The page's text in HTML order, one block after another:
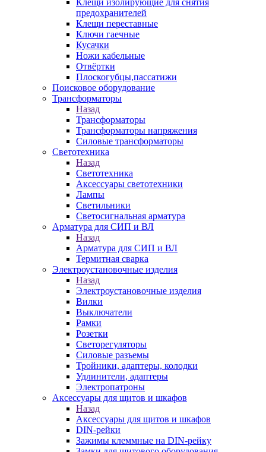
Клещи изолирующие для снятия
предохранителей
Клещи переставные
Ключи гаечные
Кусачки
Ножи кабельные
Отвёртки
Плоскогубцы,пассатижи
Поисковое оборудование
Трансформаторы
Назад
Трансформаторы
Трансформаторы напряжения
Силовые трансформаторы
Светотехника
Назад
Светотехника
Аксессуары светотехники
Лампы
Светильники
Светосигнальная арматура
Арматура для СИП и ВЛ
Назад
Арматура для СИП и ВЛ
Термитная сварка
Электроустановочные изделия
Назад
Электроустановочные изделия
Вилки
Выключатели
Рамки
Розетки
Светорегуляторы
Силовые разъемы
Тройники, адаптеры, колодки
Удлинители, адаптеры
Электропатроны
Аксессуары для щитов и шкафов
Назад
Аксессуары для щитов и шкафов
DIN-рейки
Зажимы клеммные на DIN-рейку